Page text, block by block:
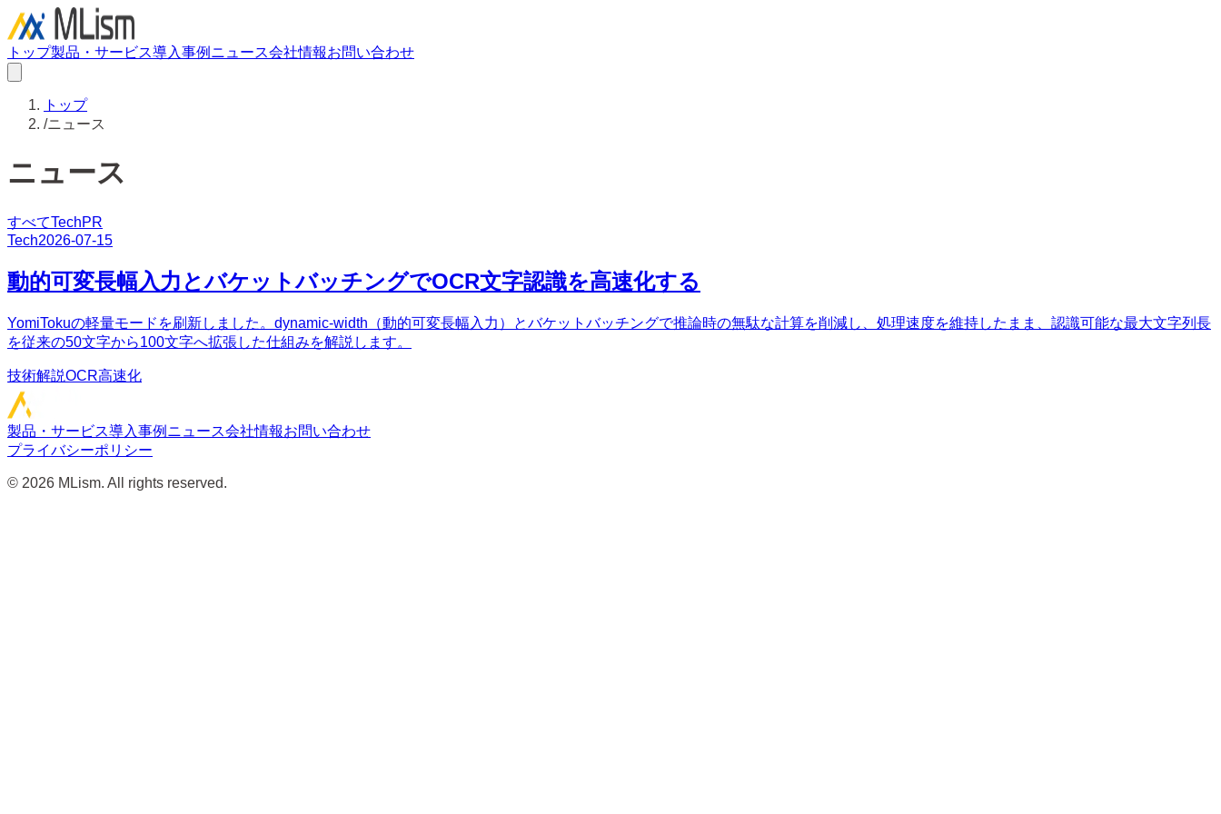
トップ製品・サービス導入事例 ニュース会社情報お問い合わせ
トップ
/ニュース
ニュース
すべてTechPR
Tech2026-07-15
動的可変長幅入力とバケットバッチングでOCR文字認識を高速化する
YomiTokuの軽量モードを刷新しました。dynamic-width（動的可変長幅入力）とバケットバッチングで推論時の無駄な計算を削減し、処理速度を維持したまま、認識可能な最大文字列長
を従来の50文字から100文字へ拡張した仕組みを解説します。
技術解説OCR高速化
製品・サービス導入事例 ニュース会社情報お問い合わせ
プライバシーポリシー
© 2026 MLism. All rights reserved.